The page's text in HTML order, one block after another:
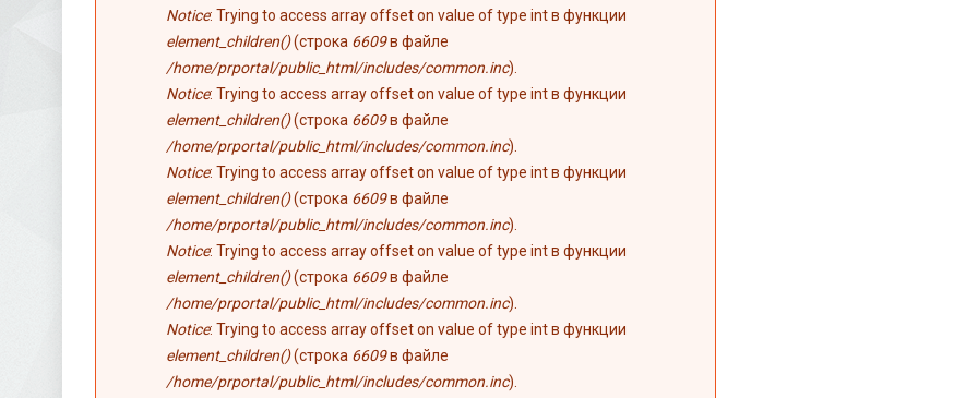
Notice: Trying to access array offset on value of type int в функции
element_children()(строка 6609в файле
/home/prportal/public_html/includes/common.inc).
Notice: Trying to access array offset on value of type int в функции
element_children()(строка 6609в файле
/home/prportal/public_html/includes/common.inc).
Notice: Trying to access array offset on value of type int в функции
element_children()(строка 6609в файле
/home/prportal/public_html/includes/common.inc).
Notice: Trying to access array offset on value of type int в функции
element_children()(строка 6609в файле
/home/prportal/public_html/includes/common.inc).
Notice: Trying to access array offset on value of type int в функции
element_children()(строка 6609в файле
/home/prportal/public_html/includes/common.inc).